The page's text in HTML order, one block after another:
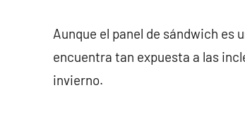
Aunque el panel de sándwich es
encuentra tan expuesta a las
invierno.